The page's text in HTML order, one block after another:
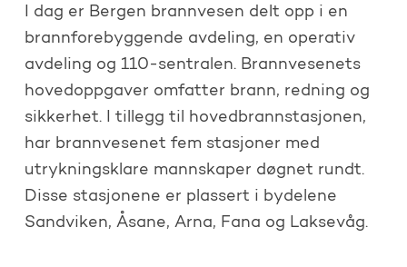
I dag er Bergen brannvesen delt opp i en
brannforebyggende avdeling, en operativ
avdeling og 110-sentralen. Brannvesenets
hovedoppgaver omfatter brann, redning og
sikkerhet. I tillegg til hovedbrannstasjonen,
har brannvesenet fem stasjoner med
utrykningsklare mannskaper døgnet rundt.
Disse stasjonene er plassert i bydelene
Sandviken, Åsane, Arna, Fana og Laksevåg.